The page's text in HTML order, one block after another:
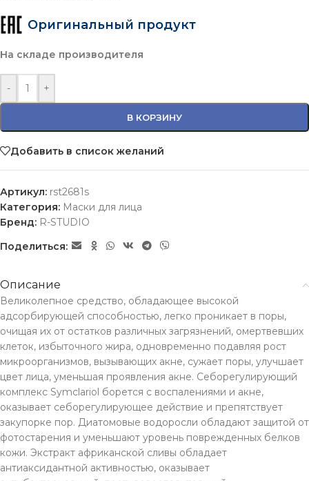
Оригинальный продукт
На складе производителя
- +
В КОРЗИНУ
Добавить в список желаний
Артикул: rst2681s
Категория: Маски для лица
Бренд: R-STUDIO
Поделиться:
Описание
Великолепное средство, обладающее высокой
адсорбирующей способностью, легко проникает в поры,
очищая их от остатков различных загрязнений, омертвевших
клеток, избыточного жира, одновременно подавляя рост
микроорганизмов, вызывающих акне, сужает поры, улучшает
цвет лица, уменьшая проявления акне. Себорегулирующий
комплекс Symclariol борется с воспалениями и акне,
оказывает себорегулирующее действие и препятствует
закупорке пор. Диатомовые водоросли обладают защитой от
фотостарения и уменьшают уровень поврежденных белков
кожи. Экстракт африканской сливы обладает
антиаксидантной активностью, оказывает